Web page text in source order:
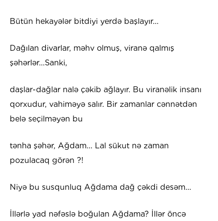
Bütün hekayələr bitdiyi yerdə başlayır...
Dağılan divarlar, məhv olmuş, viranə qalmış
şəhərlər...Sanki,
daşlar-dağlar nalə çəkib ağlayır. Bu viranəlik insanı
qorxudur, vahiməyə salır. Bir zamanlar cənnətdən
belə seçilməyən bu
tənha şəhər, Ağdam... Lal sükut nə zaman
pozulacaq görən ?!
Niyə bu susqunluq Ağdama dağ çəkdi desəm...
İllərlə yad nəfəslə boğulan Ağdama? İllər öncə